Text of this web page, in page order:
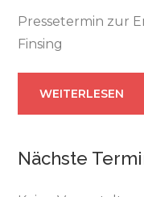
Pressetermin zur
Finsing
WEITERLESEN
Nächste